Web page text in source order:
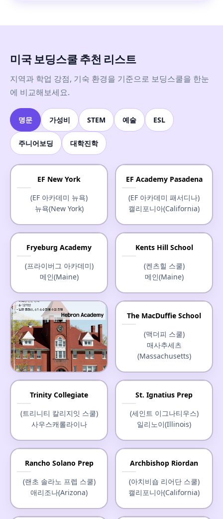
미국 보딩스쿨 추천 리스트
지역과 학업 강점, 기숙 환경을 기준으로 보딩스쿨을 한눈
에 비교해보세요.
명문 가성비 STEM 예술 ESL
주니어보딩 대학진학
EF New York
(EF 아카데미 뉴욕)
뉴욕(New York)
EF Academy Pasadena
(EF 아카데미 패서디나)
캘리포니아(California)
Fryeburg Academy
(프라이버그 아카데미)
메인(Maine)
Kents Hill School
(켄츠힐 스쿨)
메인(Maine)
메인(Maine)
The MacDuffie School
(맥더피 스쿨)
매사추세츠
(Massachusetts)
Trinity Collegiate
(트리니티 칼리지잇 스쿨)
사우스캐롤라이나
St. Ignatius Prep
(세인트 이그나티우스)
일리노이(Illinois)
Rancho Solano Prep
(랜초 솔라노 프렙 스쿨)
애리조나(Arizona)
Archbishop Riordan
(아치비숍 리어단 스쿨)
캘리포니아(California)